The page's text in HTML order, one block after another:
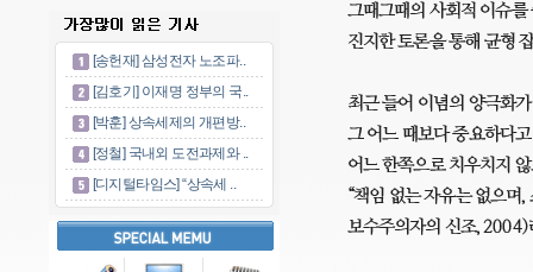
[송헌재] 삼성전자 노조파..
[김호기] 이재명 정부의 국..
[박훈] 상속세제의 개편방..
[정철] 국내외 도전과제와 ..
[디지털타임스] “상속세 ..